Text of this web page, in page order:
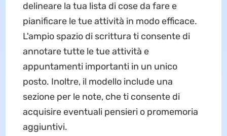
delineare la tua lista di cose da fare e
pianificare le tue attività in modo efficace.
L'ampio spazio di scrittura ti consente di
annotare tutte le tue attività e
appuntamenti importanti in un unico
posto. Inoltre, il modello include una
sezione per le note, che ti consente di
acquisire eventuali pensieri o promemoria
aggiuntivi.